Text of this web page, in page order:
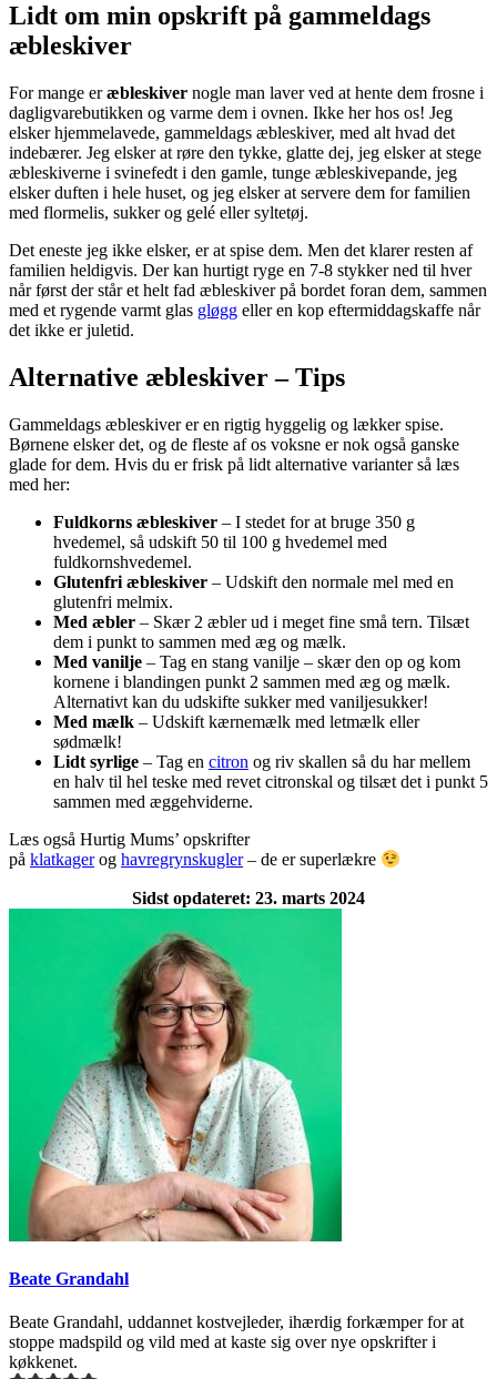
Lidt om min opskrift på gammeldags
æbleskiver
For mange eræbleskiver nogle man laver ved at hente dem frosne i
dagligvarebutikken og varme dem i ovnen. Ikke her hos os! Jeg
elsker hjemmelavede, gammeldags æbleskiver, med alt hvad det
indebærer. Jeg elsker at røre den tykke, glatte dej, jeg elsker at stege
æbleskiverne i svinefedt i den gamle, tunge æbleskivepande, jeg
elsker duften i hele huset, og jeg elsker at servere dem for familien
med flormelis, sukker og gelé eller syltetøj.
Det eneste jeg ikke elsker, er at spise dem. Men det klarer resten af
familien heldigvis. Der kan hurtigt ryge en 7-8 stykker ned til hver
når først der står et helt fad æbleskiver på bordet foran dem, sammen
med et rygende varmt glas gløgg eller en kop eftermiddagskaffe når
det ikke er juletid.
Alternative æbleskiver – Tips
Gammeldags æbleskiver er en rigtig hyggelig og lækker spise.
Børnene elsker det, og de fleste af os voksne er nok også ganske
glade for dem. Hvis du er frisk på lidt alternative varianter så læs
med her:
Fuldkorns æbleskiver – I stedet for at bruge 350 g
hvedemel, så udskift 50 til 100 g hvedemel med
fuldkornshvedemel.
Glutenfri æbleskiver – Udskift den normale mel med en
glutenfri melmix.
Med æbler – Skær 2 æbler ud i meget fine små tern. Tilsæt
dem i punkt to sammen med æg og mælk.
Med vanilje – Tag en stang vanilje – skær den op og kom
kornene i blandingen punkt 2 sammen med æg og mælk.
Alternativt kan du udskifte sukker med vaniljesukker!
Med mælk – Udskift kærnemælk med letmælk eller
sødmælk!
Lidt syrlige – Tag en citron og riv skallen så du har mellem
en halv til hel teske med revet citronskal og tilsæt det i punkt 5
sammen med æggehviderne.
Læs også Hurtig Mums’ opskrifter
på klatkagerog havregrynskugler– de er superlækre
Sidst opdateret: 23. marts 2024
Beate Grandahl
Beate Grandahl, uddannet kostvejleder, ihærdig forkæmper for at
stoppe madspild og vild med at kaste sig over nye opskrifter i
køkkenet.